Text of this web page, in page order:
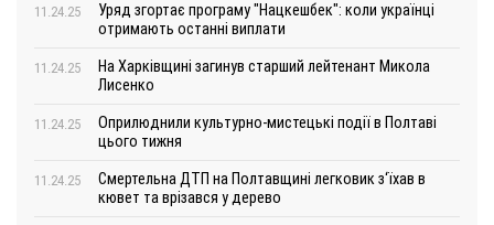
11.24.25
Уряд згортає програму "Нацкешбек": коли українці
отримають останні виплати
11.24.25
На Харківщині загинув старший лейтенант Микола
Лисенко
11.24.25
Оприлюднили культурно-мистецькі події в Полтаві
цього тижня
11.24.25
Смертельна ДТП на Полтавщині легковик з‘їхав в
кювет та врізався у дерево